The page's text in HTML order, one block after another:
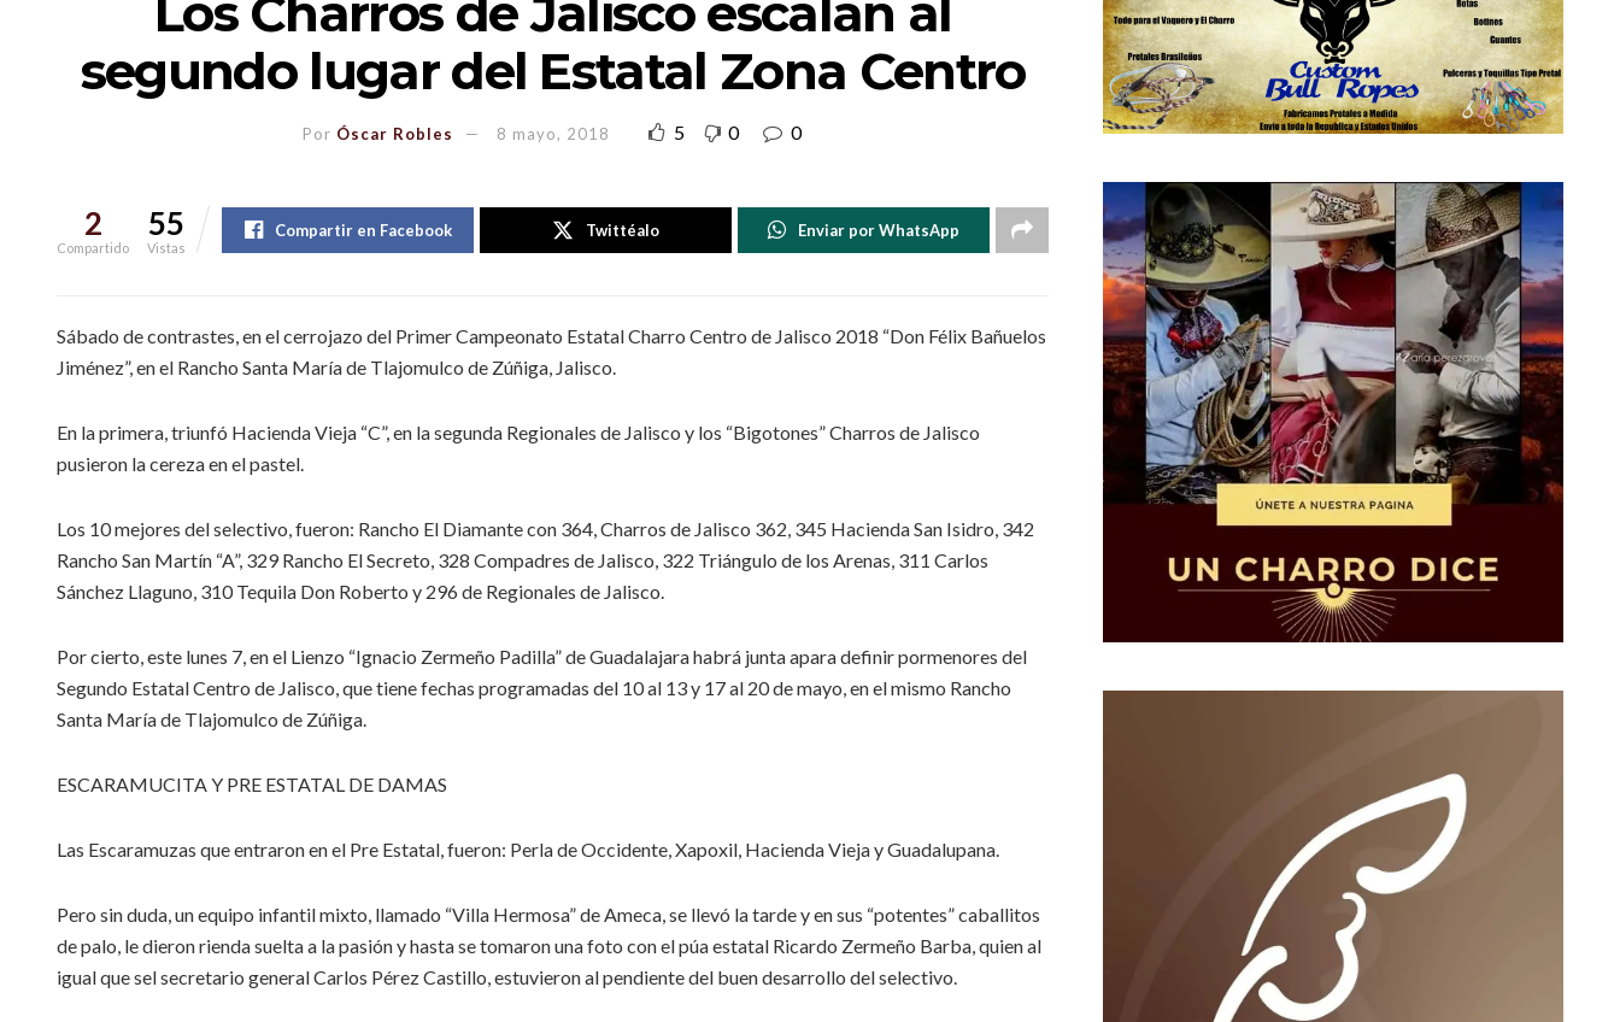
Los Charros de Jalisco escalan al
segundo lugar del Estatal Zona Centro
Por Óscar Robles 8 mayo, 2018 5 0 0
2
Compartido
55
Vistas
Compartir en Facebook Twittéalo Enviar por WhatsApp
Sábado de contrastes, en el cerrojazo del Primer Campeonato Estatal Charro Centro de Jalisco 2018 “Don Félix Bañuelos
Jiménez”, en el Rancho Santa María de Tlajomulco de Zúñiga, Jalisco.
En la primera, triunfó Hacienda Vieja “C”, en la segunda Regionales de Jalisco y los “Bigotones” Charros de Jalisco
pusieron la cereza en el pastel.
Los 10 mejores del selectivo, fueron: Rancho El Diamante con 364, Charros de Jalisco 362, 345 Hacienda San Isidro, 342
Rancho San Martín “A”, 329 Rancho El Secreto, 328 Compadres de Jalisco, 322 Triángulo de los Arenas, 311 Carlos
Sánchez Llaguno, 310 Tequila Don Roberto y 296 de Regionales de Jalisco.
Por cierto, este lunes 7, en el Lienzo “Ignacio Zermeño Padilla” de Guadalajara habrá junta apara definir pormenores del
Segundo Estatal Centro de Jalisco, que tiene fechas programadas del 10 al 13 y 17 al 20 de mayo, en el mismo Rancho
Santa María de Tlajomulco de Zúñiga.
ESCARAMUCITA Y PRE ESTATAL DE DAMAS
Las Escaramuzas que entraron en el Pre Estatal, fueron: Perla de Occidente, Xapoxil, Hacienda Vieja y Guadalupana.
Pero sin duda, un equipo infantil mixto, llamado “Villa Hermosa” de Ameca, se llevó la tarde y en sus “potentes” caballitos
de palo, le dieron rienda suelta a la pasión y hasta se tomaron una foto con el púa estatal Ricardo Zermeño Barba, quien al
igual que sel secretario general Carlos Pérez Castillo, estuvieron al pendiente del buen desarrollo del selectivo.